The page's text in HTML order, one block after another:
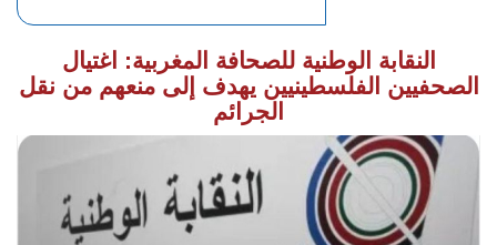
النقابة الوطنية للصحافة المغربية: اغتيال
الصحفيين الفلسطينيين يهدف إلى منعهم من نقل
الجرائم